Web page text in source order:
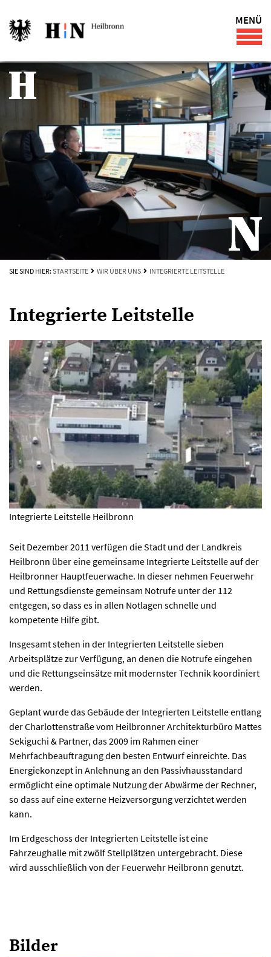
MENÜ
SIE SIND HIER: STARTSEITE WIR ÜBER UNS INTEGRIERTE LEITSTELLE
Integrierte Leitstelle
Integrierte Leitstelle Heilbronn
Seit Dezember 2011 verfügen die Stadt und der Landkreis
Heilbronn über eine gemeinsame Integrierte Leitstelle auf der
Heilbronner Hauptfeuerwache. In dieser nehmen Feuerwehr
und Rettungsdienste gemeinsam Notrufe unter der 112
entgegen, so dass es in allen Notlagen schnelle und
kompetente Hilfe gibt.
Insgesamt stehen in der Integrierten Leitstelle sieben
Arbeitsplätze zur Verfügung, an denen die Notrufe eingehen
und die Rettungseinsätze mit modernster Technik koordiniert
werden.
Geplant wurde das Gebäude der Integrierten Leitstelle entlang
der Charlottenstraße vom Heilbronner Architekturbüro Mattes
Sekiguchi & Partner, das 2009 im Rahmen einer
Mehrfachbeauftragung den besten Entwurf einreichte. Das
Energiekonzept in Anlehnung an den Passivhausstandard
ermöglicht eine optimale Nutzung der Abwärme der Rechner,
so dass auf eine externe Heizversorgung verzichtet werden
kann.
Im Erdgeschoss der Integrierten Leitstelle ist eine
Fahrzeughalle mit zwölf Stellplätzen untergebracht. Diese
wird ausschließlich von der Feuerwehr Heilbronn genutzt.
Bilder